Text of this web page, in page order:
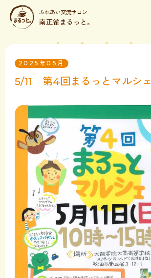
ふれあい交流サロン
南正雀まるっと。
2025年05月
5/11 第4回まるっとマルシェ